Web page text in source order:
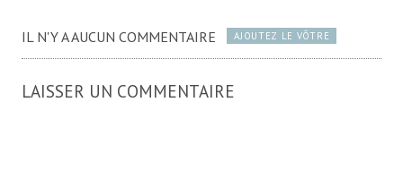
IL N'Y A AUCUN COMMENTAIRE AJOUTEZ LE VÔTRE
LAISSER UN COMMENTAIRE